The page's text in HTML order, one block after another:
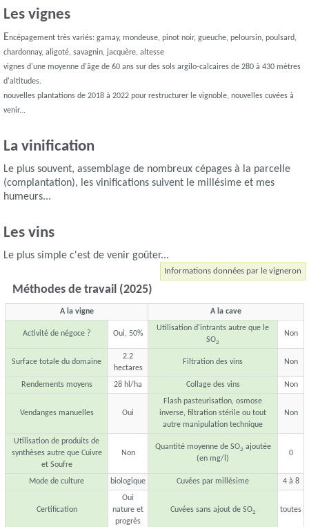
Les vignes
Encépagement très variés: gamay, mondeuse, pinot noir, gueuche, peloursin, poulsard,
chardonnay, aligoté, savagnin, jacquère, altesse
vignes d'une moyenne d'âge de 60 ans sur des sols argilo-calcaires de 280 à 430 mètres
d'altitudes.
nouvelles plantations de 2018 à 2022 pour restructurer le vignoble, nouvelles cuvées à
venir...
La vinification
Le plus souvent, assemblage de nombreux cépages à la parcelle
(complantation), les vinifications suivent le millésime et mes
humeurs...
Les vins
Le plus simple c'est de venir goûter...
Informations données par le vigneron
Méthodes de travail (2025)
A la vigne A la cave
Activité de négoce ? Oui, 50%
Utilisation d'intrants autre que le
SO2
Non
Surface totale du domaine
2.2
hectares
Filtration des vins Non
Rendements moyens 28 hl/ha Collage des vins Non
Vendanges manuelles Oui
Flash pasteurisation, osmose
inverse, filtration stérile ou tout
autre manipulation technique
Non
Utilisation de produits de
synthèses autre que Cuivre
et Soufre
Non
Quantité moyenne de SO2 ajoutée
(en mg/l)
0
Mode de culture biologique Cuvées par millésime 4 à 8
Certification
Oui
nature et
progrès
Cuvées sans ajout de SO2 toutes